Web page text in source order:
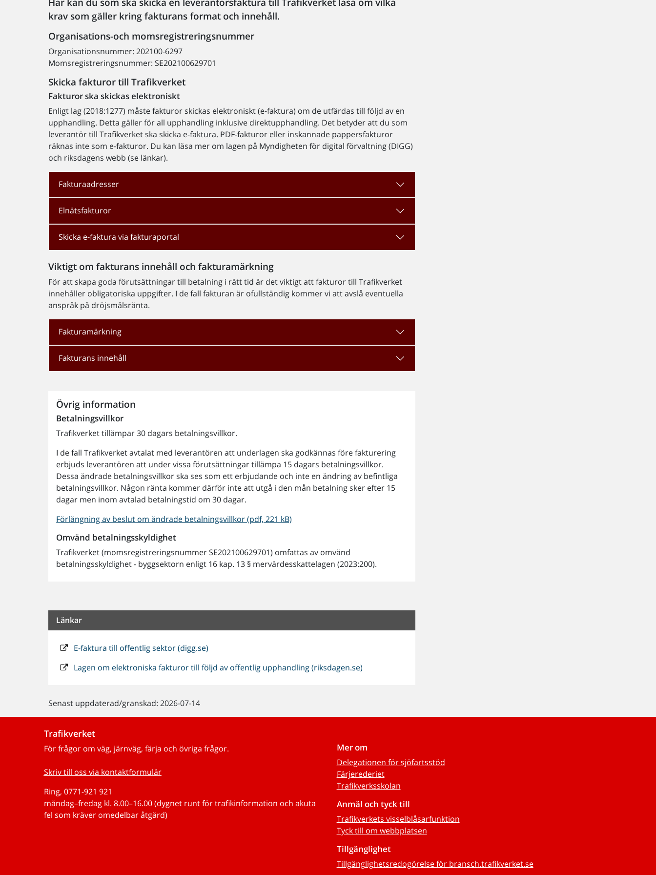
krav som gäller kring fakturans format och innehåll.
Organisations-och momsregistreringsnummer
Organisationsnummer: 202100-6297
Momsregistreringsnummer: SE202100629701
Skicka fakturor till Trafikverket
Fakturor ska skickas elektroniskt
Enligt lag (2018:1277) måste fakturor skickas elektroniskt (e-faktura) om de utfärdas till följd av en
upphandling. Detta gäller för all upphandling inklusive direktupphandling. Det betyder att du som
leverantör till Trafikverket ska skicka e-faktura. PDF-fakturor eller inskannade pappersfakturor
räknas inte som e-fakturor. Du kan läsa mer om lagen på Myndigheten för digital förvaltning (DIGG)
och riksdagens webb (se länkar).
Fakturaadresser
Elnätsfakturor
Skicka e-faktura via fakturaportal
Viktigt om fakturans innehåll och fakturamärkning
För att skapa goda förutsättningar till betalning i rätt tid är det viktigt att fakturor till Trafikverket
innehåller obligatoriska uppgifter. I de fall fakturan är ofullständig kommer vi att avslå eventuella
anspråk på dröjsmålsränta.
Fakturamärkning
Fakturans innehåll
Övrig information
Betalningsvillkor
Trafikverket tillämpar 30 dagars betalningsvillkor.
I de fall Trafikverket avtalat med leverantören att underlagen ska godkännas före fakturering
erbjuds leverantören att under vissa förutsättningar tillämpa 15 dagars betalningsvillkor.
Dessa ändrade betalningsvillkor ska ses som ett erbjudande och inte en ändring av befintliga
betalningsvillkor. Någon ränta kommer därför inte att utgå i den mån betalning sker efter 15
dagar men inom avtalad betalningstid om 30 dagar.
Förlängning av beslut om ändrade betalningsvillkor (pdf, 221 kB)
Omvänd betalningsskyldighet
Trafikverket (momsregistreringsnummer SE202100629701) omfattas av omvänd
betalningsskyldighet - byggsektorn enligt 16 kap. 13 § mervärdesskattelagen (2023:200).
Länkar
E-faktura till offentlig sektor (digg.se)
Lagen om elektroniska fakturor till följd av offentlig upphandling (riksdagen.se)
Senast uppdaterad/granskad: 2026-07-14
Trafikverket
För frågor om väg, järnväg, färja och övriga frågor.
Skriv till oss via kontaktformulär
Ring, 0771-921 921
måndag–fredag kl. 8.00–16.00 (dygnet runt för trafikinformation och akuta
fel som kräver omedelbar åtgärd)
Mer om
Delegationen för sjöfartsstöd
Färjerederiet
Trafikverksskolan
Anmäl och tyck till
Trafikverkets visselblåsarfunktion
Tyck till om webbplatsen
Tillgänglighet
Tillgänglighetsredogörelse för bransch.trafikverket.se